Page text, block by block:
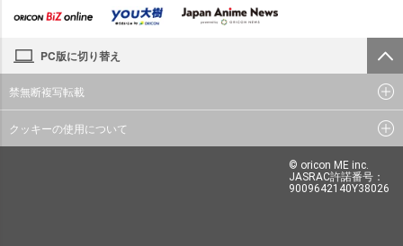
PC版に切り替え
禁無断複写転載
クッキーの使用について
© oricon ME inc.
JASRAC許諾番号：
9009642140Y38026